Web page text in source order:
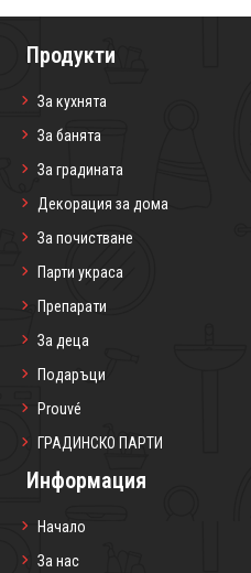
Продукти
За кухнята
За банята
За градината
Декорация за дома
За почистване
Парти украса
Препарати
За деца
Подаръци
Prouvé
ГРАДИНСКО ПАРТИ
Информация
Начало
За нас